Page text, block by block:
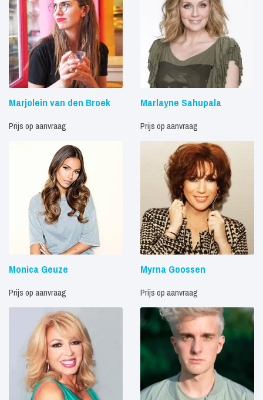
Marjolein van den Broek
Prijs op aanvraag
Marlayne Sahupala
Prijs op aanvraag
Monica Geuze
Prijs op aanvraag
Myrna Goossen
Prijs op aanvraag